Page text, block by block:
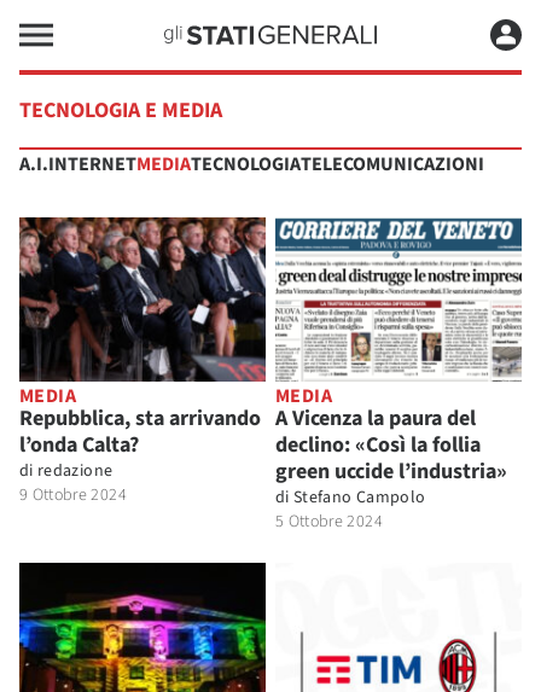
TECNOLOGIA E MEDIA
A.I.INTERNETMEDIATECNOLOGIATELECOMUNICAZIONI
MEDIA
Repubblica, sta arrivando
l’onda Calta?
di redazione
9 Ottobre 2024
MEDIA
A Vicenza la paura del
declino: «Così la follia
green uccide l’industria»
di Stefano Campolo
5 Ottobre 2024